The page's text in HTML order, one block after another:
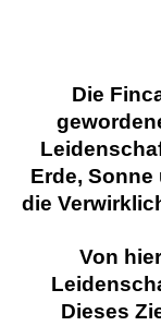
Die
Erde,
die
Von
Dieses